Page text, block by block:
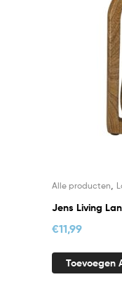
Alle producten
Jens Living
€11,99
Toevoegen